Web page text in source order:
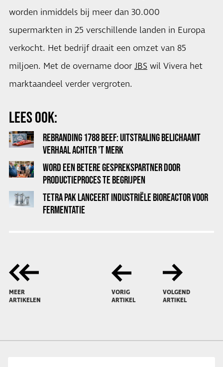
worden inmiddels bij meer dan 30.000
supermarkten in 25 verschillende landen in Europa
verkocht. Het bedrijf draait een omzet van 85
miljoen. Met de overname door JBS wil Vivera het
marktaandeel verder vergroten.
LEES OOK:
REBRANDING 1788 BEEF: UITSTRALING BELICHAAMT
VERHAAL ACHTER 'T MERK
WORD EEN BETERE GESPREKSPARTNER DOOR
PRODUCTIEPROCES TE BEGRIJPEN
TETRA PAK LANCEERT INDUSTRIËLE BIOREACTOR VOOR
FERMENTATIE
MEER
ARTIKELEN
VORIG
ARTIKEL
VOLGEND
ARTIKEL